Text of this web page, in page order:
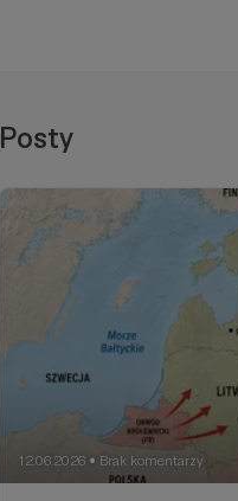
Posty
12.06.2026 ● Brak komentarzy